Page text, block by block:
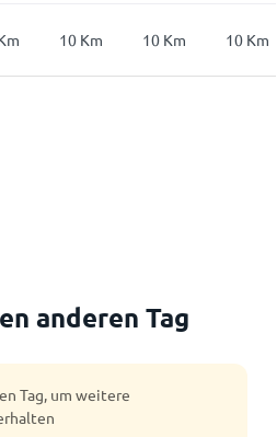
10 Km 10 Km 10 Km
anderen Tag
Tag, um weitere